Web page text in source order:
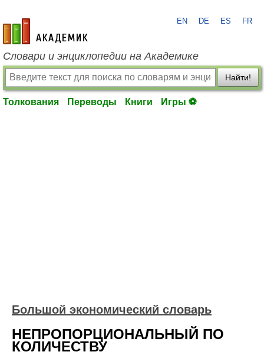
academic.ru
EN DE ES FR
Словари и энциклопедии на Академике
Найти!
Толкования Переводы Книги Игры ⚽
Большой экономический словарь
НЕПРОПОРЦИОНАЛЬНЫЙ ПО
КОЛИЧЕСТВУ